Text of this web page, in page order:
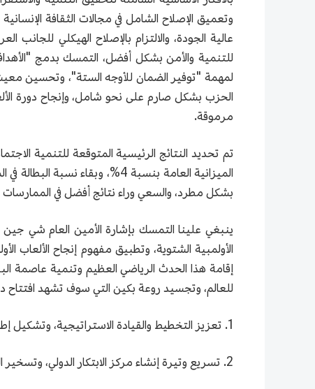
وتعميق الإصلاح الشامل في مجالات الثقافة
للتنمية والأمن بشكل أفضل، التمسك بدمج
لمهمة "توفير الضمان للأوجه الستة"، وتحسين
الحزب بشكل صارم على نحو شامل، وإنجاح دورة
مرموقة.
بشكل مطرد، والسعي وراء نتائج أفضل في الممارسات
ينبغي علينا التمسك بإشارة الأمين العام شي جين
إقامة هذا الحدث الرياضي العظيم وتنمية عاصمة
للعالم، وتجسيد روعة بكين التي سوف تشهد افتتاح
1. تعزيز التخطيط والقيادة الاستراتيجية، وتشكيل إطار قوي لتجمع المدن ذات الشهرة العالمية لبكين وتيانجين ومقاطعة خه بي.
2. تسريع وتيرة إنشاء مركز الابتكار الدولي، وتسخير المزايا الجديدة في التنمية الابتكارية.